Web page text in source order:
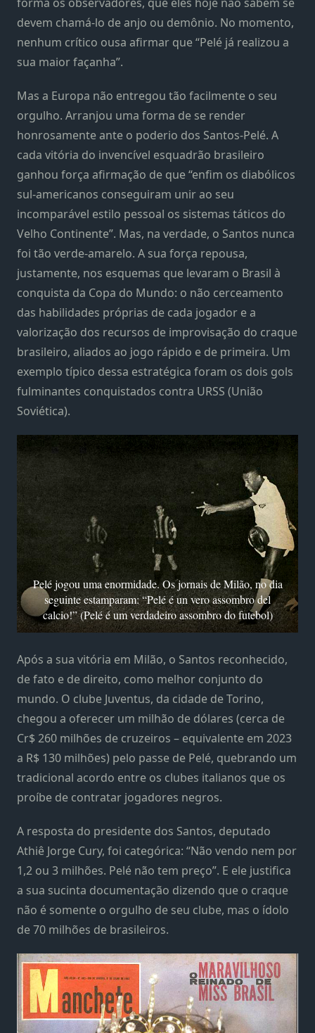
devem chamá-lo de anjo ou demônio. No momento,
nenhum crítico ousa afirmar que “Pelé já realizou a
sua maior façanha”.
Mas a Europa não entregou tão facilmente o seu
orgulho. Arranjou uma forma de se render
honrosamente ante o poderio dos Santos-Pelé. A
cada vitória do invencível esquadrão brasileiro
ganhou força afirmação de que “enfim os diabólicos
sul-americanos conseguiram unir ao seu
incomparável estilo pessoal os sistemas táticos do
Velho Continente”. Mas, na verdade, o Santos nunca
foi tão verde-amarelo. A sua força repousa,
justamente, nos esquemas que levaram o Brasil à
conquista da Copa do Mundo: o não cerceamento
das habilidades próprias de cada jogador e a
valorização dos recursos de improvisação do craque
brasileiro, aliados ao jogo rápido e de primeira. Um
exemplo típico dessa estratégica foram os dois gols
fulminantes conquistados contra URSS (União
Soviética).
Pelé jogou uma enormidade. Os jornais de Milão, no dia
seguinte estamparam: “Pelé é un vero assombro del
calcio!” (Pelé é um verdadeiro assombro do futebol)
Após a sua vitória em Milão, o Santos reconhecido,
de fato e de direito, como melhor conjunto do
mundo. O clube Juventus, da cidade de Torino,
chegou a oferecer um milhão de dólares (cerca de
Cr$ 260 milhões de cruzeiros – equivalente em 2023
a R$ 130 milhões) pelo passe de Pelé, quebrando um
tradicional acordo entre os clubes italianos que os
proíbe de contratar jogadores negros.
A resposta do presidente dos Santos, deputado
Athiê Jorge Cury, foi categórica: “Não vendo nem por
1,2 ou 3 milhões. Pelé não tem preço”. E ele justifica
a sua sucinta documentação dizendo que o craque
não é somente o orgulho de seu clube, mas o ídolo
de 70 milhões de brasileiros.